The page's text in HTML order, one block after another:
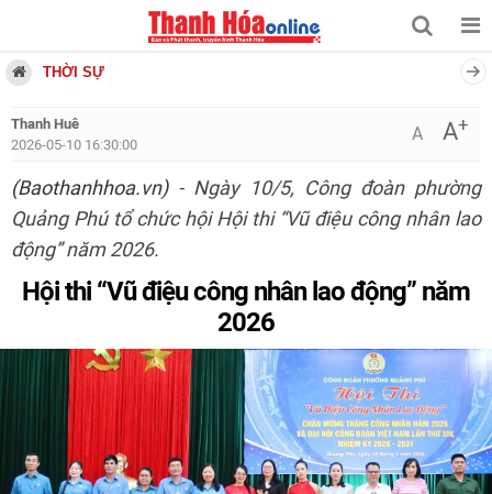
THỜI SỰ
Thanh Huê
2026-05-10 16:30:00
A A+
(Baothanhhoa.vn)- Ngày 10/5, Công đoàn phường
Quảng Phú tổ chức hội Hội thi “Vũ điệu công nhân lao
động” năm 2026.
Hội thi “Vũ điệu công nhân lao động” năm
2026